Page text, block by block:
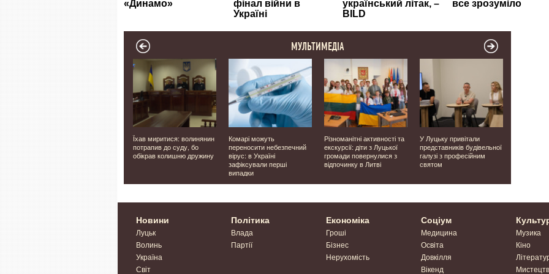
МУЛЬТИМЕДІА
Фіктивно влаштовували
чоловіків на роботу: у
Луцьку п'ятьом
працівникам ліцею
повідомили про підозру
Їхав миритися: волинянин
потрапив до суду, бо
обікрав колишню дружину
Комарі можуть
переносити небезпечний
вірус: в Україні
зафіксували перші
випадки
Різноманітні активності та
екскурсії: діти з Луцької
громади повернулися з
відпочинку в Литві
У Луцьку привітали
представників будівельної
галузі з професійним
святом
Новини
Луцьк
Волинь
Україна
Світ
Політика
Влада
Партії
Економіка
Гроші
Бізнес
Нерухомість
Соціум
Медицина
Освіта
Довкілля
Вікенд
Музика
Кіно